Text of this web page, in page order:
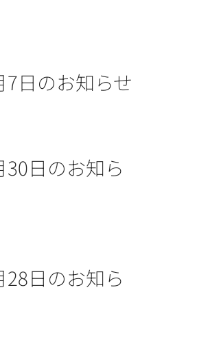
7日のお知らせ
30日のお知ら
28日のお知ら